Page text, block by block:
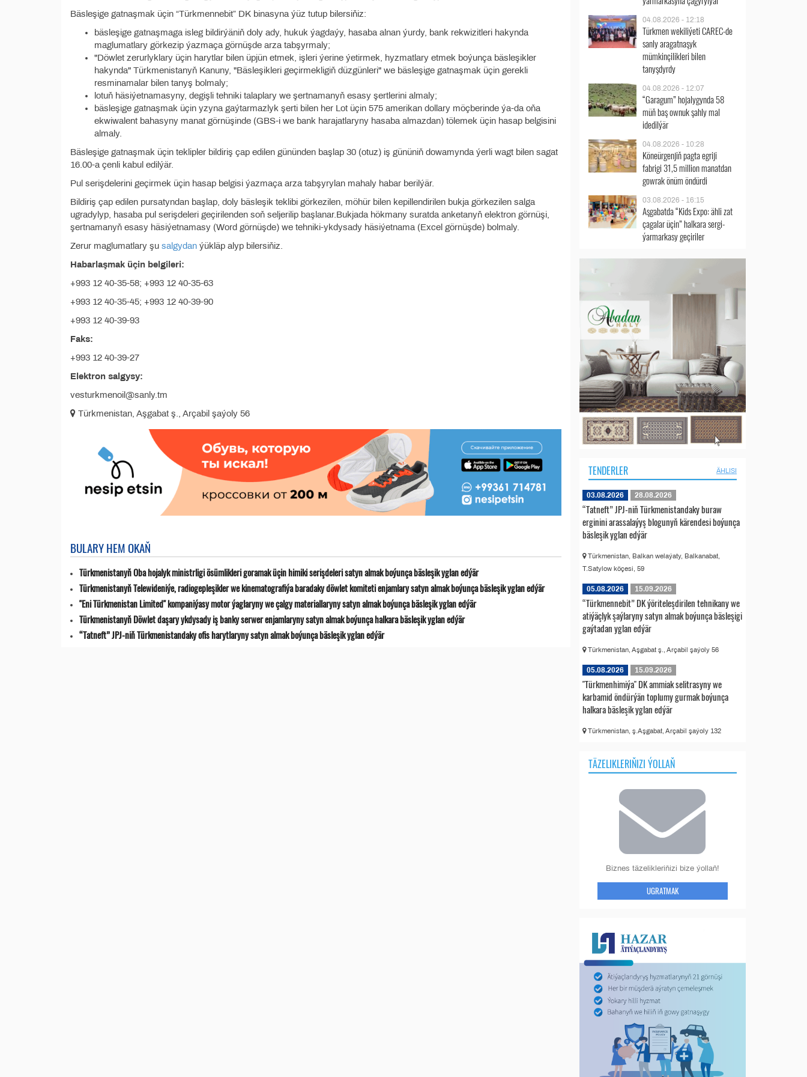
Bäsleşige gatnaşmak üçin “Türkmennebit” DK binasyna ýüz tutup bilersiňiz:
bäsleşige gatnaşmaga isleg bildirýäniň doly ady, hukuk ýagdaýy, hasaba alnan ýurdy, bank rekwizitleri hakynda
maglumatlary görkezip ýazmaça görnüşde arza tabşyrmaly;
"Döwlet zerurlyklary üçin harytlar bilen üpjün etmek, işleri ýerine ýetirmek, hyzmatlary etmek boýunça bäsleşikler
hakynda" Türkmenistanyň Kanuny, "Bäsleşikleri geçirmekligiň düzgünleri" we bäsleşige gatnaşmak üçin gerekli
resminamalar bilen tanyş bolmaly;
lotuň häsiýetnamasyny, degişli tehniki talaplary we şertnamanyň esasy şertlerini almaly;
bäsleşige gatnaşmak üçin yzyna gaýtarmazlyk şerti bilen her Lot üçin 575 amerikan dollary möçberinde ýa-da oňa
ekwiwalent bahasyny manat görnüşinde (GBS-i we bank harajatlaryny hasaba almazdan) tölemek üçin hasap belgisini
almaly.
Bäsleşige gatnaşmak üçin teklipler bildiriş çap edilen gününden başlap 30 (otuz) iş gününiň dowamynda ýerli wagt bilen sagat
16.00-a çenli kabul edilýär.
Pul serişdelerini geçirmek üçin hasap belgisi ýazmaça arza tabşyrylan mahaly habar berilýär.
Bildiriş çap edilen pursatyndan başlap, doly bäsleşik teklibi görkezilen, möhür bilen kepillendirilen bukja görkezilen salga
ugradylyp, hasaba pul serişdeleri geçirilenden soň seljerilip başlanar.Bukjada hökmany suratda anketanyň elektron görnüşi,
şertnamanyň esasy häsiýetnamasy (Word görnüşde) we tehniki-ykdysady häsiýetnama (Excel görnüşde) bolmaly.
Zerur maglumatlary şu salgydan ýükläp alyp bilersiňiz.
Habarlaşmak üçin belgileri:
+993 12 40-35-58; +993 12 40-35-63
+993 12 40-35-45; +993 12 40-39-90
+993 12 40-39-93
Faks:
+993 12 40-39-27
Elektron salgysy:
vesturkmenoil@sanly.tm
Türkmenistan, Aşgabat ş., Arçabil şaýoly 56
BULARY HEM OKAŇ
Türkmenistanyň Oba hojalyk ministrligi ösümlikleri goramak üçin himiki serişdeleri satyn almak boýunça bäsleşik yglan edýär
Türkmenistanyň Telewideniýe, radio­gepleşikler we kinematografiýa baradaky döwlet komiteti enjamlary satyn almak boýunça bäsleşik yglan edýär
"Eni Türkmenistan Limited" kompaniýasy motor ýaglaryny we çalgy materiallaryny satyn almak boýunça bäsleşik yglan edýär
Türkmenistanyň Döwlet daşary ykdysady iş banky serwer enjamlaryny satyn almak boýunça halkara bäsleşik yglan edýär
“Tatneft” JPJ-niň Türkmenistandaky ofis harytlaryny satyn almak boýunça bäsleşik yglan edýär
04.08.2026 - 12:18
Türkmen wekiliýeti CAREC-de
sanly aragatnaşyk
mümkinçilikleri bilen
tanyşdyrdy
04.08.2026 - 12:07
“Garagum” hojalygynda 58
müň baş ownuk şahly mal
idedilýär
04.08.2026 - 10:28
Köneürgenjiň pagta egriji
fabrigi 31,5 million manatdan
gowrak önüm öndürdi
03.08.2026 - 16:15
Aşgabatda “Kids Expo: ähli zat
çagalar üçin” halkara sergi-
ýarmarkasy geçiriler
TENDERLER ÄHLISI
03.08.2026 28.08.2026
“Tatneft” JPJ-niň Türkmenistandaky buraw
erginini arassalaýyş blogunyň kärendesi boýunça
bäsleşik yglan edýär
Türkmenistan, Balkan welaýaty, Balkanabat,
T.Satylow köçesi, 59
05.08.2026 15.09.2026
“Türkmennebit” DK ýöriteleşdirilen tehnikany we
atiýäçlyk şaýlaryny satyn almak boýunça bäsleşigi
gaýtadan yglan edýär
Türkmenistan, Aşgabat ş., Arçabil şaýoly 56
05.08.2026 15.09.2026
"Türkmenhimiýa" DK ammiak selitrasyny we
karbamid öndürýän toplumy gurmak boýunça
halkara bäsleşik yglan edýär
Türkmenistan, ş.Aşgabat, Arçabil şaýoly 132
TÄZELIKLERIŇIZI ÝOLLAŇ
Biznes täzelikleriňizi bize ýollaň!
UGRATMAK